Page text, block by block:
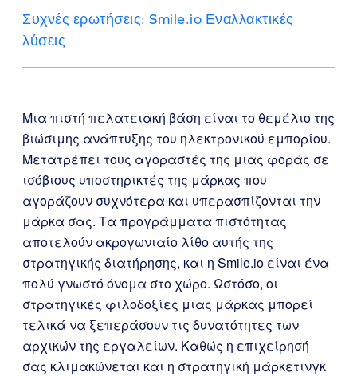
Συχνές ερωτήσεις: Smile.io Εναλλακτικές
λύσεις
Μια πιστή πελατειακή βάση είναι το θεμέλιο της
βιώσιμης ανάπτυξης του ηλεκτρονικού εμπορίου.
Μετατρέπει τους αγοραστές της μιας φοράς σε
ισόβιους υποστηρικτές της μάρκας που
αγοράζουν συχνότερα και υπερασπίζονται την
μάρκα σας. Τα προγράμματα πιστότητας
αποτελούν ακρογωνιαίο λίθο αυτής της
στρατηγικής διατήρησης, και η Smile.io είναι ένα
πολύ γνωστό όνομα στο χώρο. Ωστόσο, οι
στρατηγικές φιλοδοξίες μιας μάρκας μπορεί
τελικά να ξεπεράσουν τις δυνατότητες των
αρχικών της εργαλείων. Καθώς η επιχείρησή
σας κλιμακώνεται και η στρατηγική μάρκετινγκ